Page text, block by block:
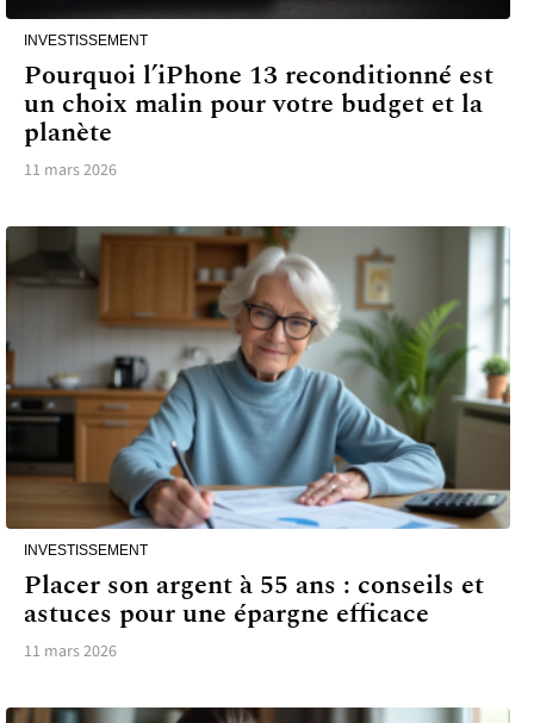
INVESTISSEMENT
Pourquoi l’iPhone 13 reconditionné est
un choix malin pour votre budget et la
planète
11 mars 2026
INVESTISSEMENT
Placer son argent à 55 ans : conseils et
astuces pour une épargne efficace
11 mars 2026